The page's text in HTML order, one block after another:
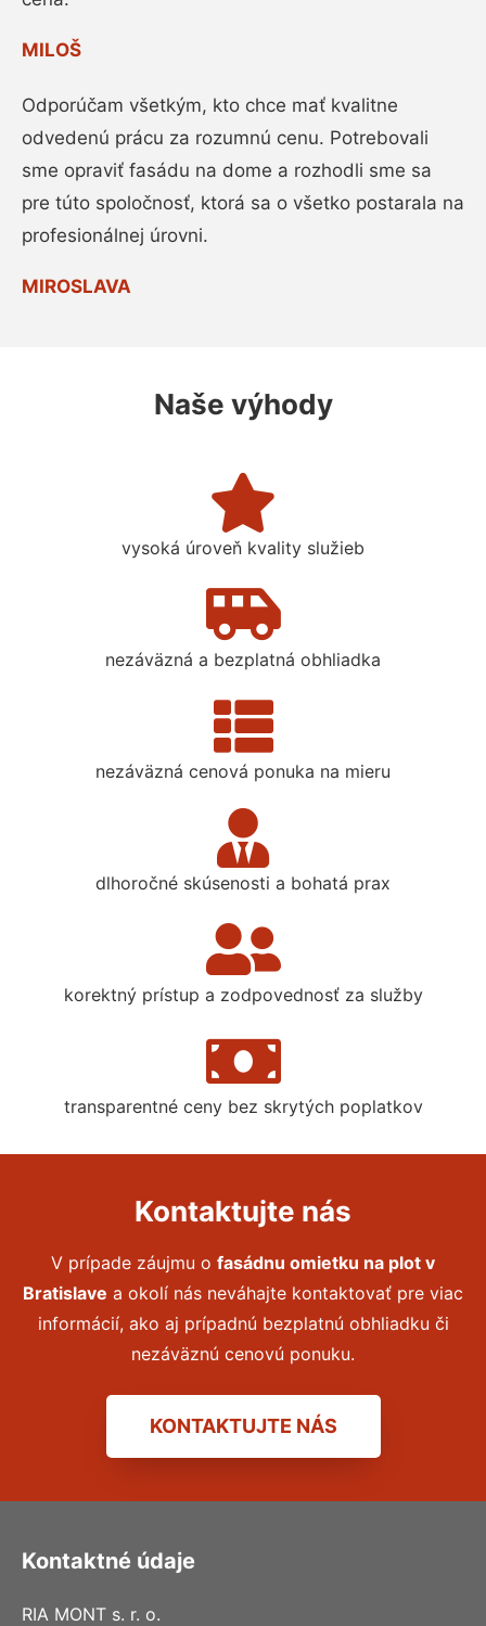
MILOŠ
Odporúčam všetkým, kto chce mať kvalitne
odvedenú prácu za rozumnú cenu. Potrebovali
sme opraviť fasádu na dome a rozhodli sme sa
pre túto spoločnosť, ktorá sa o všetko postarala na
profesionálnej úrovni.
MIROSLAVA
Naše výhody
vysoká úroveň kvality služieb
nezáväzná a bezplatná obhliadka
nezáväzná cenová ponuka na mieru
dlhoročné skúsenosti a bohatá prax
korektný prístup a zodpovednosť za služby
transparentné ceny bez skrytých poplatkov
Kontaktujte nás
V prípade záujmu o fasádnu omietku na plot v
Bratislave a okolí nás neváhajte kontaktovať pre viac
informácií, ako aj prípadnú bezplatnú obhliadku či
nezáväznú cenovú ponuku.
KONTAKTUJTE NÁS
Kontaktné údaje
RIA MONT s. r. o.